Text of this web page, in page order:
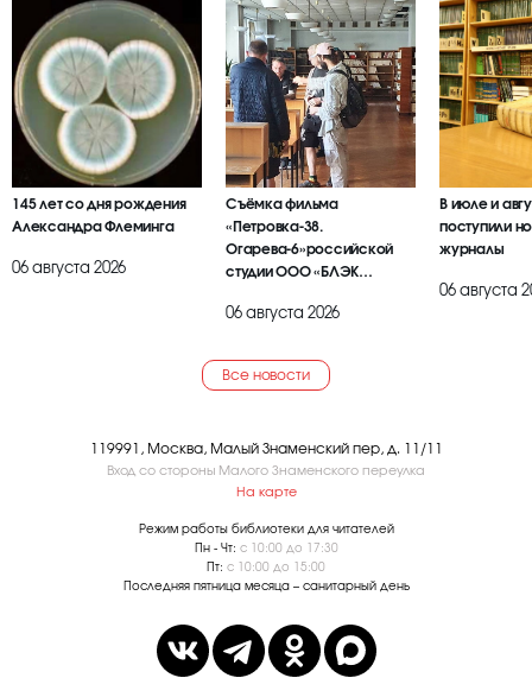
145 лет со дня рождения
Александра Флеминга
06 августа 2026
Съёмка фильма
«Петровка-38.
Огарева-6»российской
студии ООО «БЛЭК
06 августа 2026
В июле и
поступили
журналы
06 августа
Все новости
119991, Москва, Малый Знаменский пер, д. 11/11
Вход со стороны Малого Знаменского переулка
На карте
Режим работы библиотеки для читателей
Пн - Чт: с 10:00 до 17:30
Пт: с 10:00 до 15:00
Последняя пятница месяца – санитарный день